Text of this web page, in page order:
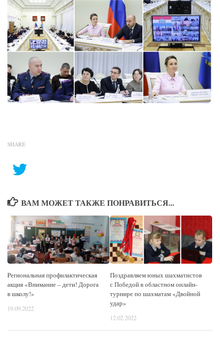
SHARE
ВАМ МОЖЕТ ТАКЖЕ ПОНРАВИТЬСЯ...
Pегиональная профилактическая
акция «Внимание – дети! Дорога
в школу!»
19.09.2022
Поздравляем юных шахматистов
с Победой в областном онлайн-
турнире по шахматам «Двойной
удар»
12.02.2022